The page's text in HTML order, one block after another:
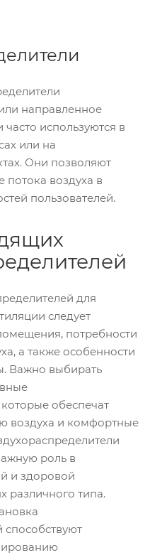
направленное
используются в
или на
Они позволяют
потока воздуха в
пользователей.
для
следует
потребности
а также особенности
Важно выбирать
обеспечат
воздуха и комфортные
роль в
и здоровой
различного типа.
способствуют